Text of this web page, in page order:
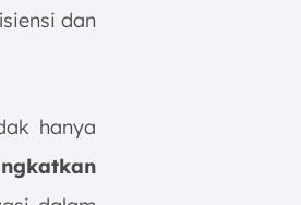
dan
hanya